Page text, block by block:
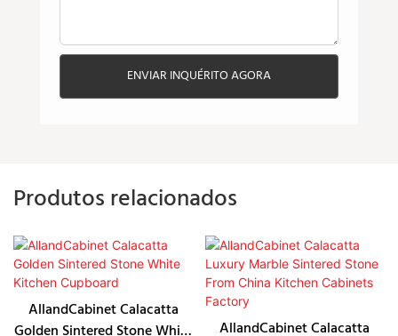
ENVIAR INQUÉRITO AGORA
Produtos relacionados
AllandCabinet Calacatta
AllandCabinet Calacatta